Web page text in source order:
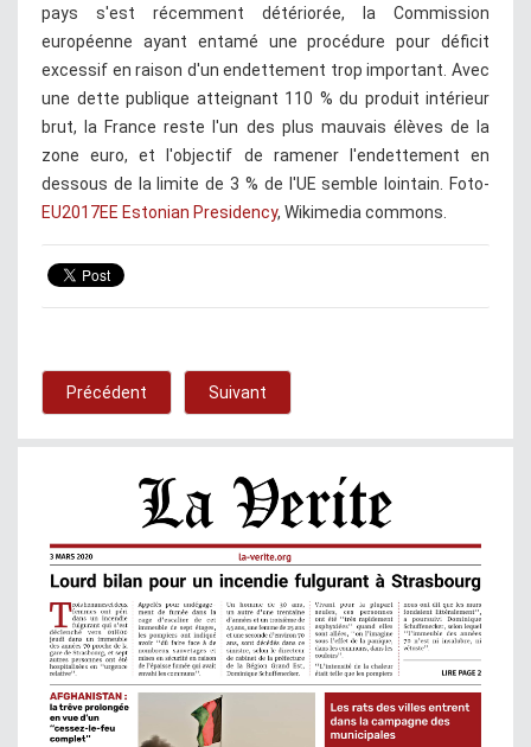
pays s'est récemment détériorée, la Commission
européenne ayant entamé une procédure pour déficit
excessif en raison d'un endettement trop important. Avec
une dette publique atteignant 110 % du produit intérieur
brut, la France reste l'un des plus mauvais élèves de la
zone euro, et l'objectif de ramener l'endettement en
dessous de la limite de 3 % de l'UE semble lointain. Foto-
EU2017EE Estonian Presidency, Wikimedia commons.
Précédent Suivant